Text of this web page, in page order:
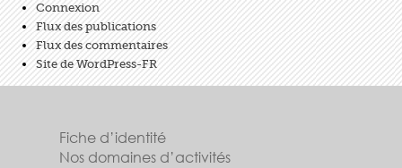
Connexion
Flux des publications
Flux des commentaires
Site de WordPress-FR
Fiche d’identité
Nos domaines d’activités